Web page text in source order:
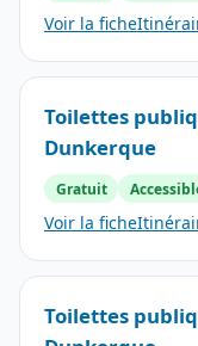
Voir la fiche
Toilettes
Dunkerque
Gratuit
Voir la fiche
Toilettes